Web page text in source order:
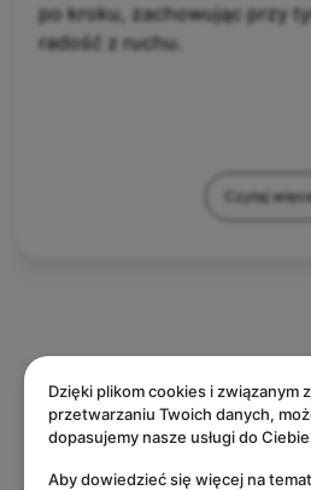
po kroku, zachowując przy
radość z ruchu.
Czytaj
Dzięki plikom cookies i związanym
przetwarzaniu Twoich danych,
dopasujemy nasze usługi do
Aby dowiedzieć się więcej na